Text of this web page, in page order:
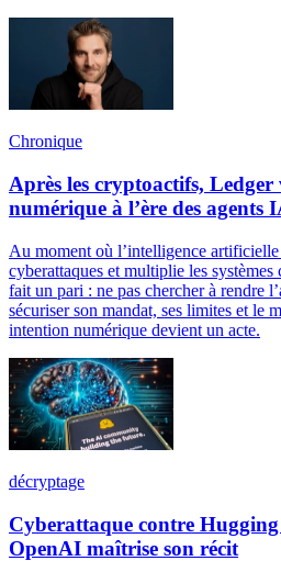
Chronique
Après les cryptoactifs, Ledger
numérique à l’ère des agents
Au moment où l’intelligence
cyberattaques et multiplie les systèmes
fait un pari : ne pas chercher à rendre
sécuriser son mandat, ses limites et le
intention numérique devient un acte.
décryptage
Cyberattaque contre
OpenAI maîtrise son récit